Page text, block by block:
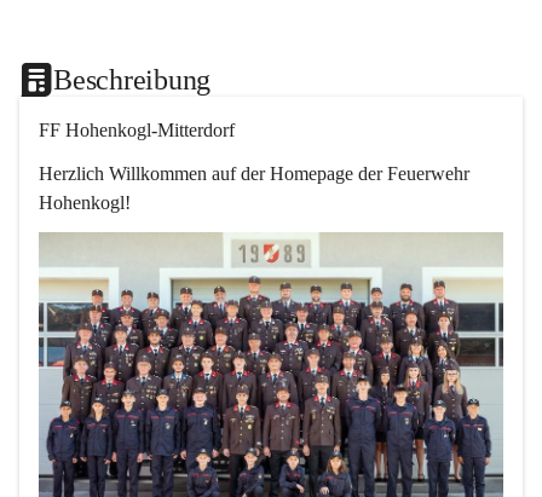
Beschreibung
FF Hohenkogl-Mitterdorf
Herzlich Willkommen auf der Homepage der Feuerwehr
Hohenkogl!